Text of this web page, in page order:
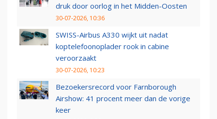
druk door oorlog in het Midden-Oosten
30-07-2026, 10:36
SWISS-Airbus A330 wijkt uit nadat
koptelefoonoplader rook in cabine
veroorzaakt
30-07-2026, 10:23
Bezoekersrecord voor Farnborough
Airshow: 41 procent meer dan de vorige
keer